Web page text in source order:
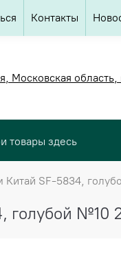
Контакты
Московская область,
Китай SF-5834,
голубой №10